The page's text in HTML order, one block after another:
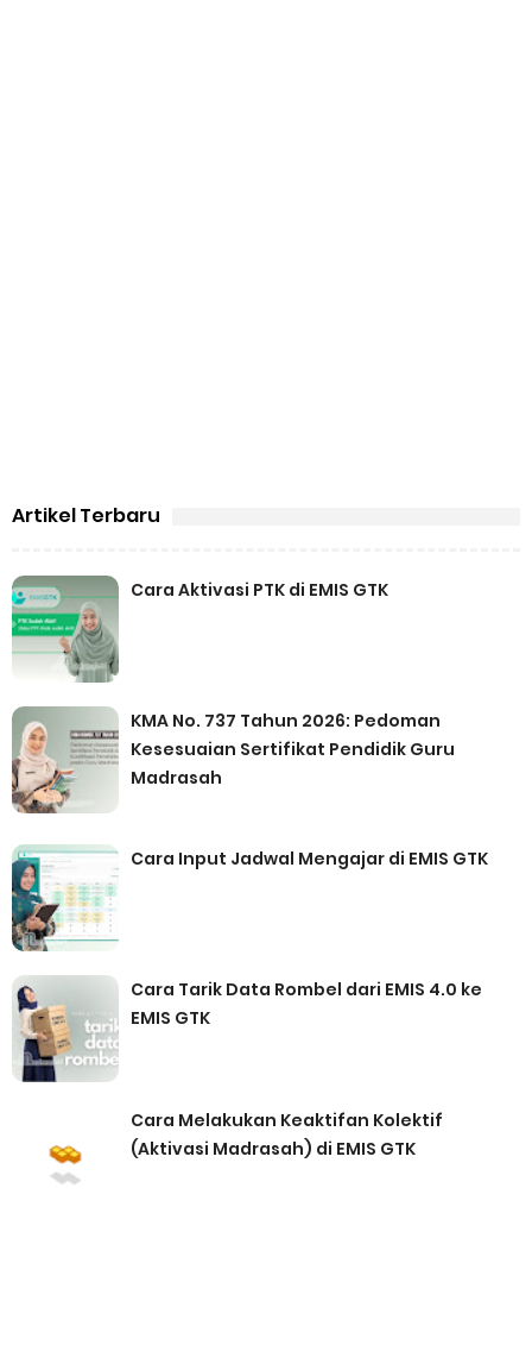
Artikel Terbaru
Cara Aktivasi PTK di EMIS GTK
KMA No. 737 Tahun 2026: Pedoman
Kesesuaian Sertifikat Pendidik Guru
Madrasah
Cara Input Jadwal Mengajar di EMIS GTK
Cara Tarik Data Rombel dari EMIS 4.0 ke
EMIS GTK
Cara Melakukan Keaktifan Kolektif
(Aktivasi Madrasah) di EMIS GTK